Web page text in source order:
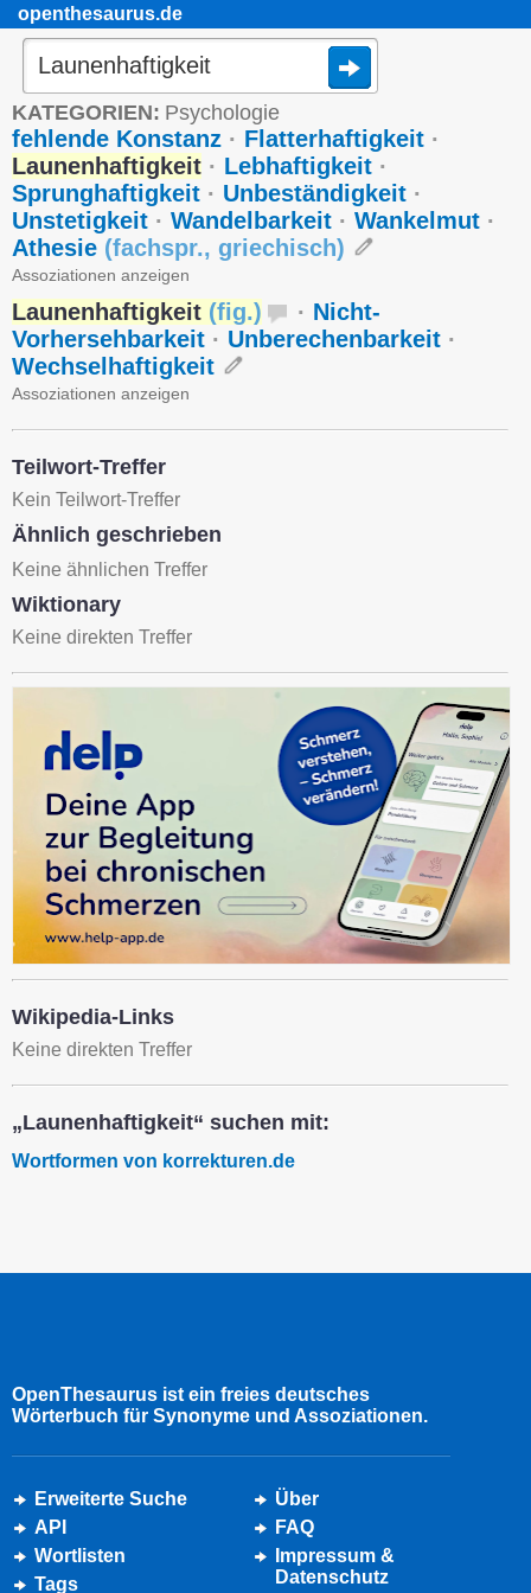
openthesaurus.de
KATEGORIEN: Psychologie
fehlende Konstanz · Flatterhaftigkeit ·
Launenhaftigkeit · Lebhaftigkeit ·
Sprunghaftigkeit · Unbeständigkeit ·
Unstetigkeit · Wandelbarkeit · Wankelmut ·
Athesie (fachspr., griechisch)
Assoziationen anzeigen
Launenhaftigkeit (fig.) · Nicht-
Vorhersehbarkeit · Unberechenbarkeit ·
Wechselhaftigkeit
Assoziationen anzeigen
Teilwort-Treffer
Kein Teilwort-Treffer
Ähnlich geschrieben
Keine ähnlichen Treffer
Wiktionary
Keine direkten Treffer
Wikipedia-Links
Keine direkten Treffer
„Launenhaftigkeit“ suchen mit:
Wortformen von korrekturen.de
OpenThesaurus ist ein freies deutsches
Wörterbuch für Synonyme und Assoziationen.
Erweiterte Suche
API
Wortlisten
Tags
Über
FAQ
Impressum &
Datenschutz